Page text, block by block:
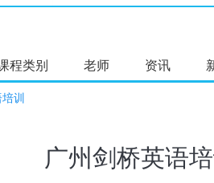
程类别 老师 资讯
训
广州剑桥英语